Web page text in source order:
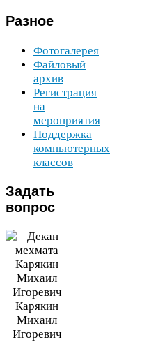
Разное
Фотогалерея
Файловый
архив
Регистрация
на
мероприятия
Поддержка
компьютерных
классов
Задать
вопрос
Карякин
Михаил
Игоревич